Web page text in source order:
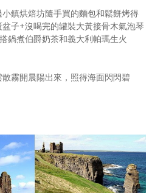
鎮烘焙坊隨手買的麵包和鬆餅烤得
子+沒喝完的罐裝大黃接骨木氣泡琴
鍋煮伯爵奶茶和義大利帕瑪生火
霧開晨陽出來，照得海面閃閃碧